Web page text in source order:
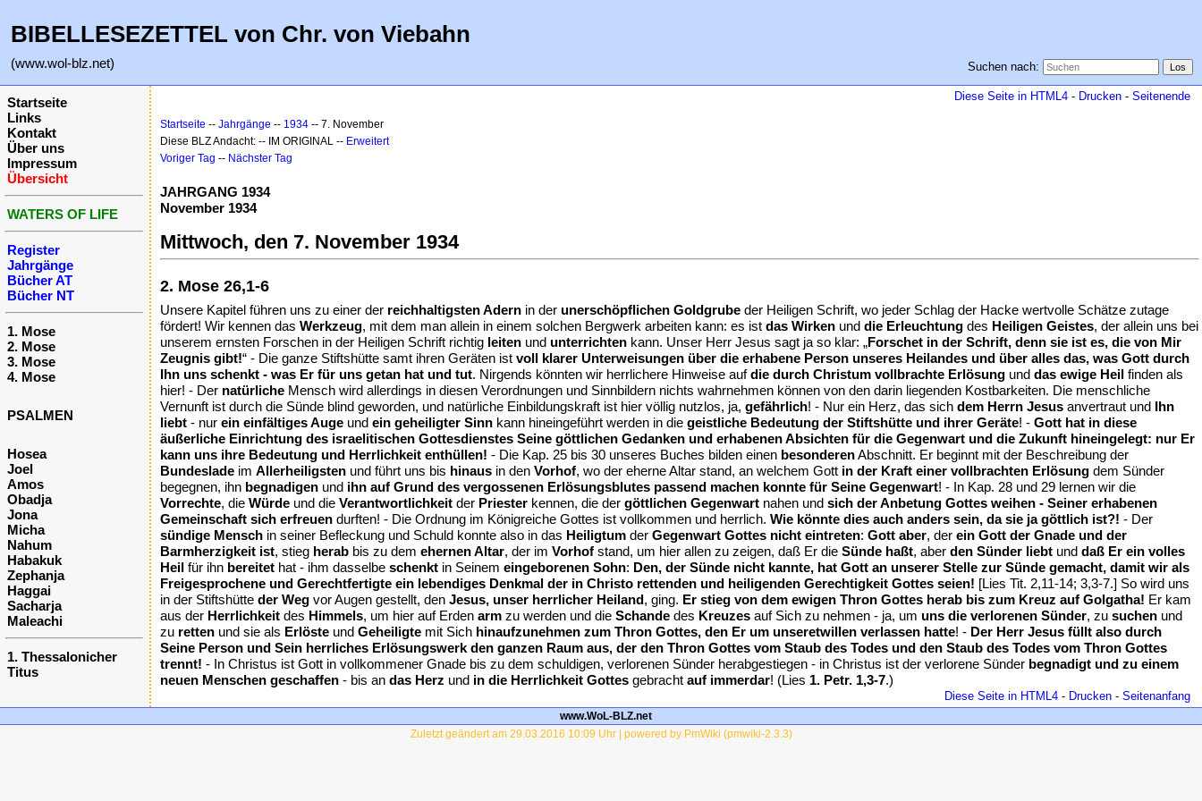
BIBELLESEZETTEL von Chr. von Viebahn
(www.wol-blz.net) Suchen nach:
Startseite
Links
Kontakt
Über uns
Impressum
Übersicht
WATERS OF LIFE
Register
Jahrgänge
Bücher AT
Bücher NT
1. Mose
2. Mose
3. Mose
4. Mose
PSALMEN
Hosea
Joel
Amos
Obadja
Jona
Micha
Nahum
Habakuk
Zephanja
Haggai
Sacharja
Maleachi
1. Thessalonicher
Titus
Diese Seite in HTML4 - Drucken - Seitenende
Startseite -- Jahrgänge -- 1934 -- 7. November
Diese BLZ Andacht: -- IM ORIGINAL -- Erweitert
Voriger Tag -- Nächster Tag
JAHRGANG 1934
November 1934
Mittwoch, den 7. November 1934
2. Mose 26,1-6
Unsere Kapitel führen uns zu einer der reichhaltigsten Adern in der unerschöpflichen Goldgrube der Heiligen Schrift, wo jeder Schlag der Hacke wertvolle Schätze zutage
fördert! Wir kennen das Werkzeug, mit dem man allein in einem solchen Bergwerk arbeiten kann: es ist das Wirken und die Erleuchtung des Heiligen Geistes, der allein uns bei
unserem ernsten Forschen in der Heiligen Schrift richtig leiten und unterrichten kann. Unser Herr Jesus sagt ja so klar: „Forschet in der Schrift, denn sie ist es, die von Mir
Zeugnis gibt!“ - Die ganze Stiftshütte samt ihren Geräten ist voll klarer Unterweisungen über die erhabene Person unseres Heilandes und über alles das, was Gott durch
Ihn uns schenkt - was Er für uns getan hat und tut. Nirgends könnten wir herrlichere Hinweise aufdie durch Christum vollbrachte Erlösung und das ewige Heil finden als
hier! - Der natürliche Mensch wird allerdings in diesen Verordnungen und Sinnbildern nichts wahrnehmen können von den darin liegenden Kostbarkeiten. Die menschliche
Vernunft ist durch die Sünde blind geworden, und natürliche Einbildungskraft ist hier völlig nutzlos, ja, gefährlich! - Nur ein Herz, das sich dem Herrn Jesus anvertraut und Ihn
liebt - nur ein einfältiges Auge und ein geheiligter Sinn kann hineingeführt werden in die geistliche Bedeutung der Stiftshütte und ihrer Geräte! - Gott hat in diese
äußerliche Einrichtung des israelitischen Gottesdienstes Seine göttlichen Gedanken und erhabenen Absichten für die Gegenwart und die Zukunft hineingelegt: nur Er
kann uns ihre Bedeutung und Herrlichkeit enthüllen! - Die Kap. 25 bis 30 unseres Buches bilden einen besonderenAbschnitt. Er beginnt mit der Beschreibung der
Bundeslade im Allerheiligsten und führt uns bis hinaus in den Vorhof, wo der eherne Altar stand, an welchem Gott in der Kraft einer vollbrachten Erlösung dem Sünder
begegnen, ihn begnadigen und ihn auf Grund des vergossenen Erlösungsblutes passend machen konnte für Seine Gegenwart! - In Kap. 28 und 29 lernen wir die
Vorrechte, die Würde und die Verantwortlichkeit der Priester kennen, die der göttlichen Gegenwart nahen und sich der Anbetung Gottes weihen - Seiner erhabenen
Gemeinschaft sich erfreuen durften! - Die Ordnung im Königreiche Gottes ist vollkommen und herrlich. Wie könnte dies auch anders sein, da sie ja göttlich ist?! - Der
sündige Mensch in seiner Befleckung und Schuld konnte also in das Heiligtum der Gegenwart Gottes nicht eintreten: Gott aber, der ein Gott der Gnade und der
Barmherzigkeit ist, stieg herab bis zu dem ehernen Altar, der im Vorhof stand, um hier allen zu zeigen, daß Er die Sünde haßt, aber den Sünder liebt und daß Er ein volles
Heil für ihn bereitet hat - ihm dasselbe schenkt in Seinem eingeborenen Sohn: Den, der Sünde nicht kannte, hat Gott an unserer Stelle zur Sünde gemacht, damit wir als
Freigesprochene und Gerechtfertigte ein lebendiges Denkmal der in Christo rettenden und heiligenden Gerechtigkeit Gottes seien! [Lies Tit. 2,11-14; 3,3-7.] So wird uns
in der Stiftshütte der Weg vor Augen gestellt, den Jesus, unser herrlicher Heiland, ging. Er stieg von dem ewigen Thron Gottes herab bis zum Kreuz auf Golgatha! Er kam
aus der Herrlichkeit des Himmels, um hier auf Erden arm zu werden und die Schande des Kreuzes auf Sich zu nehmen - ja, um uns die verlorenen Sünder, zu suchen und
zu retten und sie als Erlöste und Geheiligte mit Sich hinaufzunehmen zum Thron Gottes, den Er um unseretwillen verlassen hatte! - Der Herr Jesus füllt also durch
Seine Person und Sein herrliches Erlösungswerk den ganzen Raum aus, der den Thron Gottes vom Staub des Todes und den Staub des Todes vom Thron Gottes
trennt! - In Christus ist Gott in vollkommener Gnade bis zu dem schuldigen, verlorenen Sünder herabgestiegen - in Christus ist der verlorene Sünder begnadigt und zu einem
neuen Menschen geschaffen - bis an das Herz und in die Herrlichkeit Gottes gebracht auf immerdar! (Lies 1. Petr. 1,3-7.)
Diese Seite in HTML4 - Drucken - Seitenanfang
www.WoL-BLZ.net
Zuletzt geändert am 29.03.2016 10:09 Uhr | powered by PmWiki (pmwiki-2.3.3)